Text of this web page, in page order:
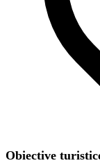
Obiective